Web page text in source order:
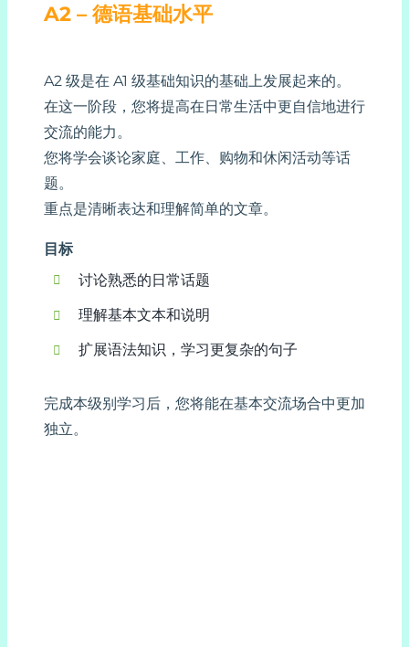
A2 – 德语基础水平
A2 级是在 A1 级基础知识的基础上发展起来的。
在这一阶段，您将提高在日常生活中更自信地进行
交流的能力。
您将学会谈论家庭、工作、购物和休闲活动等话
题。
重点是清晰表达和理解简单的文章。
目标
讨论熟悉的日常话题
理解基本文本和说明
扩展语法知识，学习更复杂的句子
完成本级别学习后，您将能在基本交流场合中更加
独立。